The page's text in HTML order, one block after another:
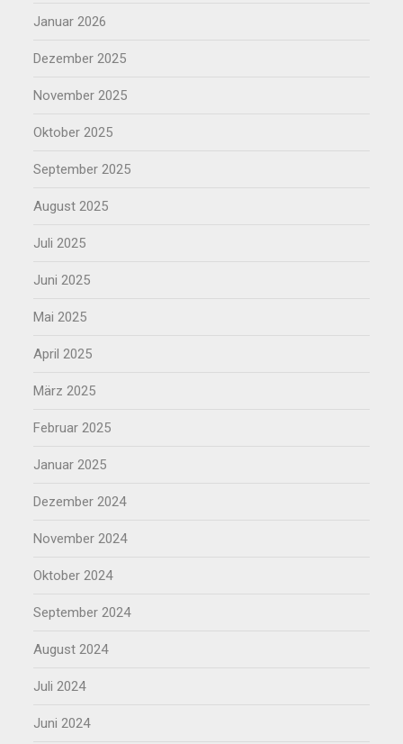
Januar 2026
Dezember 2025
November 2025
Oktober 2025
September 2025
August 2025
Juli 2025
Juni 2025
Mai 2025
April 2025
März 2025
Februar 2025
Januar 2025
Dezember 2024
November 2024
Oktober 2024
September 2024
August 2024
Juli 2024
Juni 2024